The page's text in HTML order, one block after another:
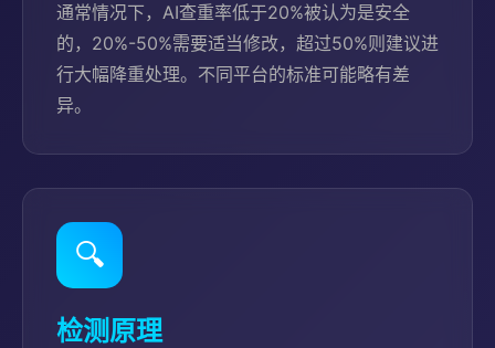
通常情况下，AI查重率低于20%被认为是安全
的，20%-50%需要适当修改，超过50%则建议进
行大幅降重处理。不同平台的标准可能略有差
异。
🔍
检测原理